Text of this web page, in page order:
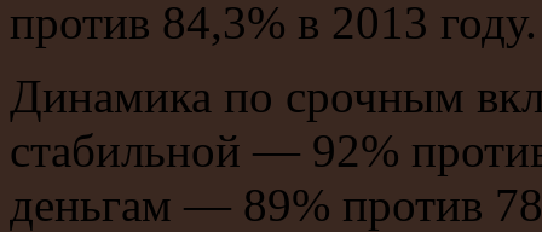
против 84,3% в 2013 году.
Динамика по срочным
стабильной — 92%
деньгам — 89% против